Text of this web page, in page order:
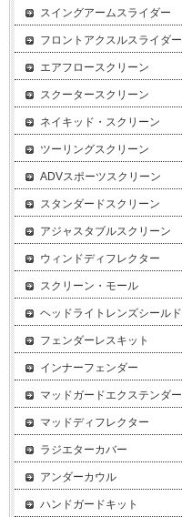
スイングアームスライダー
フロントアクスルスライダー
エアフロースクリーン
スクータースクリーン
ネイキッド・スクリーン
ツーリングスクリーン
ADVスポーツスクリーン
スタンダードスクリーン
アジャスタブルスクリーン
ウィンドディフレクター
スクリーン・モール
ヘッドライトレンズシールド
フェンダーレスキット
インナーフェンダー
マッドガードエクステンダー
マッドディフレクター
ラジエターカバー
アンダーカウル
ハンドガードキット